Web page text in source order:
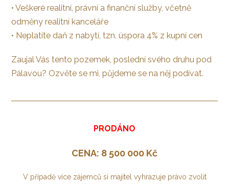
• Veškeré realitní, právní a finanční služby, včetně
odměny realitní kanceláře
• Neplatíte daň z nabytí, tzn. úspora 4% z kupní cen
Zaujal Vás tento pozemek, poslední svého druhu pod
Pálavou? Ozvěte se mi, půjdeme se na něj podívat.
PRODÁNO
CENA: 8 500 000 Kč
V případě více zájemců si majitel vyhrazuje právo zvolit